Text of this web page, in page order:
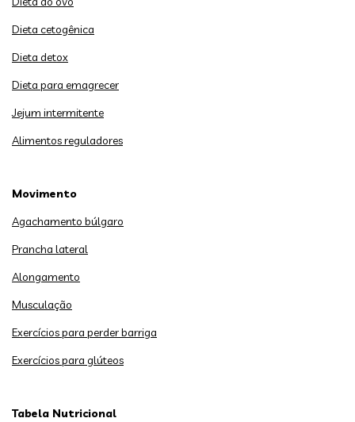
Dieta cetogênica
Dieta detox
Dieta para emagrecer
Jejum intermitente
Alimentos reguladores
Movimento
Agachamento búlgaro
Prancha lateral
Alongamento
Musculação
Exercícios para perder barriga
Exercícios para glúteos
Tabela Nutricional